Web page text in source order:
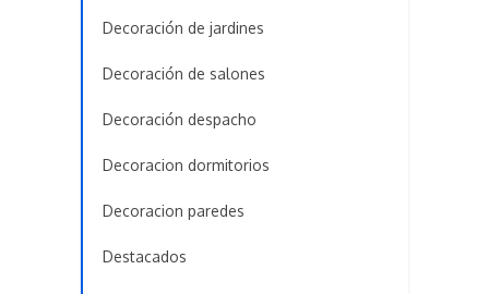
Decoración de jardines
Decoración de salones
Decoración despacho
Decoracion dormitorios
Decoracion paredes
Destacados